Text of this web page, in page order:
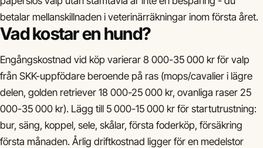
betalar mellanskillnaden i veterinärräkningar inom första året.
Vad kostar en hund?
Engångskostnad vid köp varierar 8 000-35 000 kr för valp
från SKK-uppfödare beroende på ras (mops/cavalier i lägre
delen, golden retriever 18 000-25 000 kr, ovanliga raser 25
000-35 000 kr). Lägg till 5 000-15 000 kr för startutrustning:
bur, säng, koppel, sele, skålar, första foderköp, försäkring
första månaden. Årlig driftkostnad ligger för en medelstor